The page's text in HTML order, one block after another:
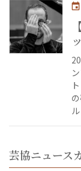
芸協ニュース